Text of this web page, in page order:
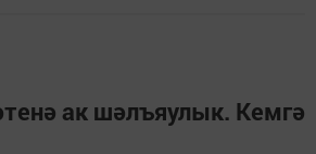
ак шәлъяулык. Кемгә